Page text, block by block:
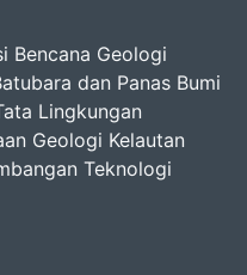
Bencana Geologi
dan Panas Bumi
Lingkungan
Geologi Kelautan
Teknologi